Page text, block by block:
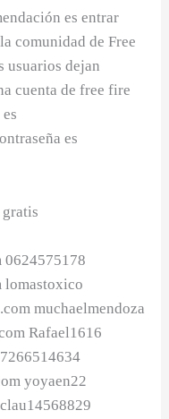
es entrar
comunidad de Free
usuarios dejan
cuenta de free fire
es
gratis
0624575178
lomastoxico
muchaelmendoza
Rafael1616
yoyaen22
clau14568829